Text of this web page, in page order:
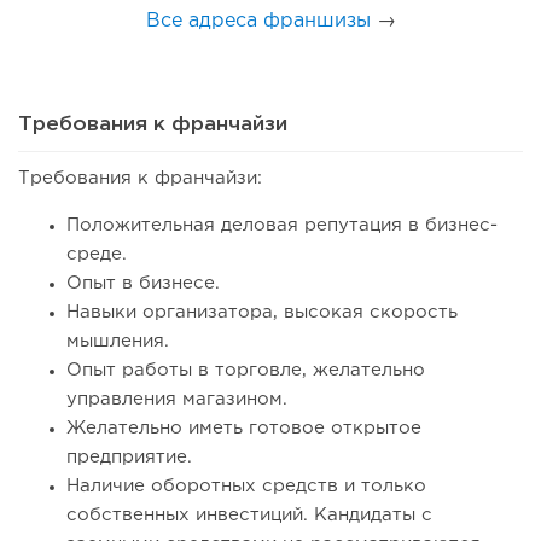
модели производства...
Все адреса франшизы →
Требования к франчайзи
Требования к франчайзи:
Положительная деловая репутация в бизнес-
среде.
Опыт в бизнесе.
Навыки организатора, высокая скорость
мышления.
Опыт работы в торговле, желательно
управления магазином.
Желательно иметь готовое открытое
предприятие.
Наличие оборотных средств и только
собственных инвестиций. Кандидаты с